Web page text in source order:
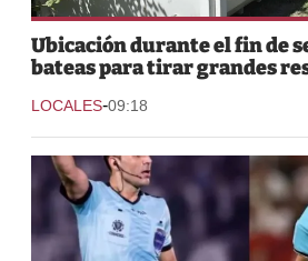
Ubicación durante el fin de
bateas para tirar grandes
LOCALES-09:18